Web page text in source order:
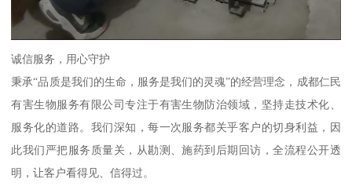
诚信服务，用心守护
秉承“品质是我们的生命，服务是我们的灵魂”的经营理念，成都仁民
有害生物服务有限公司专注于有害生物防治领域，坚持走技术化、
服务化的道路。我们深知，每一次服务都关乎客户的切身利益，因
此我们严把服务质量关，从勘测、施药到后期回访，全流程公开透
明，让客户看得见、信得过。